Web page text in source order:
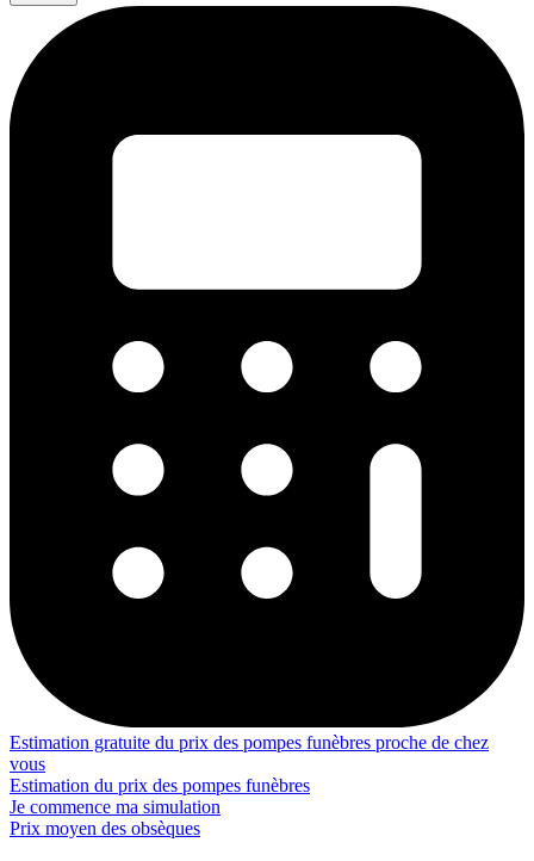
Estimation gratuite du prix des pompes funèbres proche de chez
vous
Estimation du prix des pompes funèbres
Je commence ma simulation
Prix moyen des obsèques